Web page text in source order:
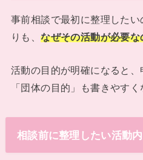
事前相談で最初に整理した
りも、なぜその活動が必要な
活動の目的が明確になると
「団体の目的」も書きやすく
相談前に整理したい活動